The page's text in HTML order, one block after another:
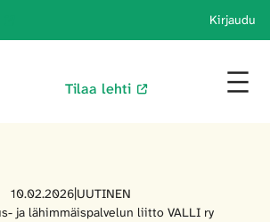
Kirjaudu
Tilaa lehti
10.02.2026| UUTINEN
ja lähimmäispalvelun liitto VALLI ry